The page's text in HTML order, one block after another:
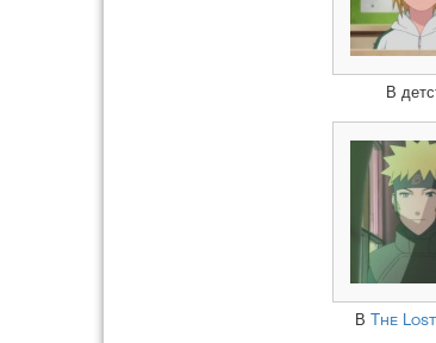
В
В The